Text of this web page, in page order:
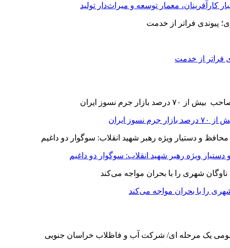
کارآفرینان، معمار توسعه و میراث‌دار تولید
فراتر از خدمت
ایران
ویژه رهبر شهید انقلاب: سوگوار دو داغیم
را با بحران مواجه می‌کند